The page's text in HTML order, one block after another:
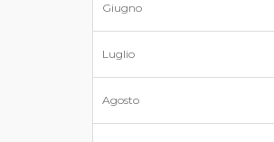
Giugno
Luglio
Agosto